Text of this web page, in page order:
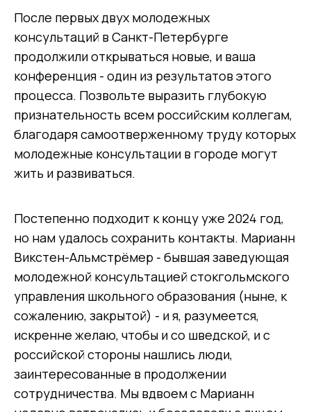
После первых двух молодежных
консультаций в Санкт-Петербурге
продолжили открываться новые, и ваша
конференция - один из результатов этого
процесса. Позвольте выразить глубокую
признательность всем российским коллегам,
благодаря самоотверженному труду которых
молодежные консультации в городе могут
жить и развиваться.
Постепенно подходит к концу уже 2024 год,
но нам удалось сохранить контакты. Марианн
Викстен-Альмстрёмер - бывшая заведующая
молодежной консультацией стокгольмского
управления школьного образования (ныне, к
сожалению, закрытой) - и я, разумеется,
искренне желаю, чтобы и со шведской, и с
российской стороны нашлись люди,
заинтересованные в продолжении
сотрудничества. Мы вдвоем с Марианн